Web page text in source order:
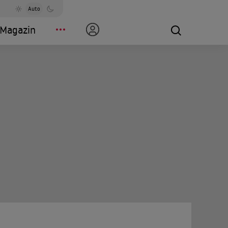
Auto
Magazin